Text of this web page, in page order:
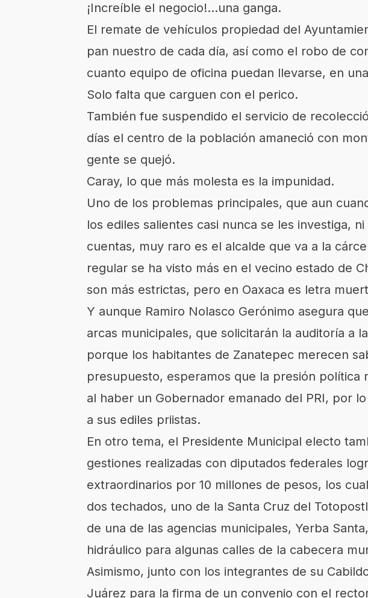
¡Increíble el negocio!…una ganga.
El remate de vehículos propiedad del
pan nuestro de cada día, así como el robo de
cuanto equipo de oficina puedan llevarse, en
Solo falta que carguen con el perico.
También fue suspendido el servicio de
días el centro de la población amaneció con
gente se quejó.
Caray, lo que más molesta es la impunidad.
Uno de los problemas principales, que aun
los ediles salientes casi nunca se les investiga,
cuentas, muy raro es el alcalde que va a la
regular se ha visto más en el vecino estado de
son más estrictas, pero en Oaxaca es letra
Y aunque Ramiro Nolasco Gerónimo asegura
arcas municipales, que solicitarán la auditoría a
porque los habitantes de Zanatepec merecen
presupuesto, esperamos que la presión política
al haber un Gobernador emanado del PRI, por
a sus ediles priistas.
En otro tema, el Presidente Municipal electo
gestiones realizadas con diputados federales
extraordinarios por 10 millones de pesos, los
dos techados, uno de la Santa Cruz del
de una de las agencias municipales, Yerba
hidráulico para algunas calles de la cabecera
Asimismo, junto con los integrantes de su
Juárez para la firma de un convenio con el